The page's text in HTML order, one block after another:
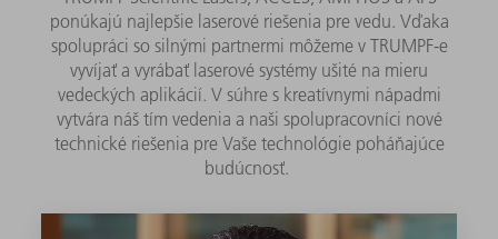
ponúkajú najlepšie laserové riešenia pre vedu. Vďaka
spolupráci so silnými partnermi môžeme v TRUMPF-e
vyvíjať a vyrábať laserové systémy ušité na mieru
vedeckých aplikácií. V súhre s kreatívnymi nápadmi
vytvára náš tím vedenia a naši spolupracovníci nové
technické riešenia pre Vaše technológie poháňajúce
budúcnosť.